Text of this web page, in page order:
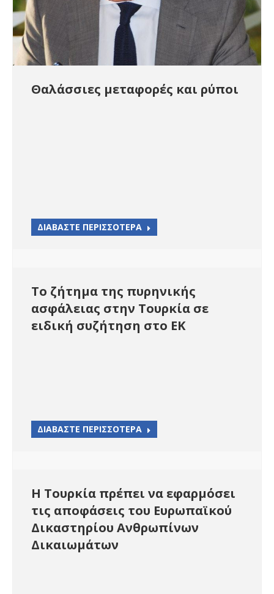
Θαλάσσιες μεταφορές και ρύποι
ΔΙΑΒΑΣΤΕ ΠΕΡΙΣΣΟΤΕΡΑ
Το ζήτημα της πυρηνικής
ασφάλειας στην Τουρκία σε
ειδική συζήτηση στο ΕΚ
ΔΙΑΒΑΣΤΕ ΠΕΡΙΣΣΟΤΕΡΑ
Η Τουρκία πρέπει να εφαρμόσει
τις αποφάσεις του Ευρωπαϊκού
Δικαστηρίου Ανθρωπίνων
Δικαιωμάτων